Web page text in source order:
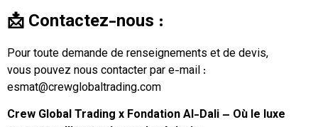
📩 Contactez-nous :
Pour toute demande de renseignements et de devis,
vous pouvez nous contacter par e-mail :
esmat@crewglobaltrading.com
Crew Global Trading x Fondation Al-Dali – Où le luxe